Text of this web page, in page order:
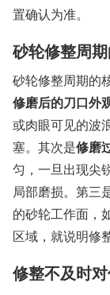
置确认为准。
砂轮修整周
砂轮修整周期的
修磨后的刀口外
或肉眼可见的波
塞。其次是修磨
匀，一旦出现尖
局部磨损。第三
的砂轮工作面，
区域，就说明修
修整不及时